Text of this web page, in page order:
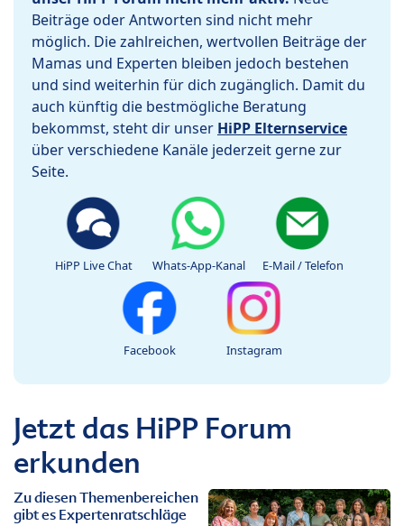
Beiträge oder Antworten sind nicht mehr
möglich. Die zahlreichen, wertvollen Beiträge der
Mamas und Experten bleiben jedoch bestehen
und sind weiterhin für dich zugänglich. Damit du
auch künftig die bestmögliche Beratung
bekommst, steht dir unser HiPP Elternservice
über verschiedene Kanäle jederzeit gerne zur
Seite.
HiPP Live Chat Whats-App-Kanal E-Mail / Telefon
Facebook Instagram
Jetzt das HiPP Forum
erkunden
Zu diesen Themenbereichen
gibt es Expertenratschläge